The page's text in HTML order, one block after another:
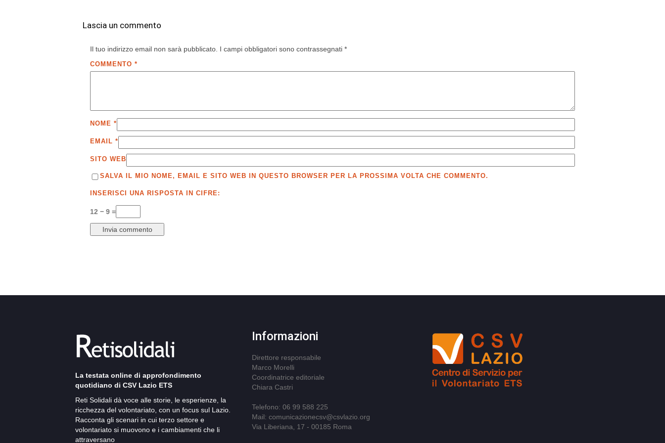
Lascia un commento
Il tuo indirizzo email non sarà pubblicato. I campi obbligatori sono contrassegnati *
COMMENTO *
NOME *
EMAIL *
SITO WEB
SALVA IL MIO NOME, EMAIL E SITO WEB IN QUESTO BROWSER PER LA PROSSIMA VOLTA CHE COMMENTO.
INSERISCI UNA RISPOSTA IN CIFRE:
12 − 9 =
La testata online di approfondimento
quotidiano di CSV Lazio ETS
Reti Solidali dà voce alle storie, le esperienze, la
ricchezza del volontariato, con un focus sul Lazio.
Racconta gli scenari in cui terzo settore e
volontariato si muovono e i cambiamenti che li
attraversano
Informazioni
Direttore responsabile
Marco Morelli
Coordinatrice editoriale
Chiara Castri
Telefono: 06 99 588 225
Mail: comunicazionecsv@csvlazio.org
Via Liberiana, 17 - 00185 Roma